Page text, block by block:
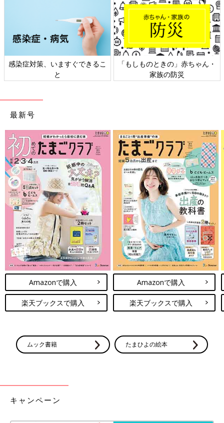
Amazonで見る
楽天ブックスで見る
感染症対策、いますぐできるこ
と
「もしものときの」赤ちゃん・
家族の防災
最新号
Amazonで購入
楽天ブックスで購入
Amazonで購入
楽天ブックスで購入
ムック書籍 たまひよの絵本
キャンペーン